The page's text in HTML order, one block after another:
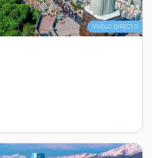
VUELO DIRECTO